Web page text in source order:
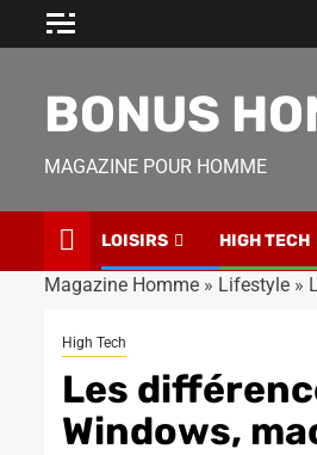
BONUS
MAGAZINE POUR HOMME
LOISIRS HIGH TECH
Magazine Homme » Lifestyle »
High Tech
Les
Windows,